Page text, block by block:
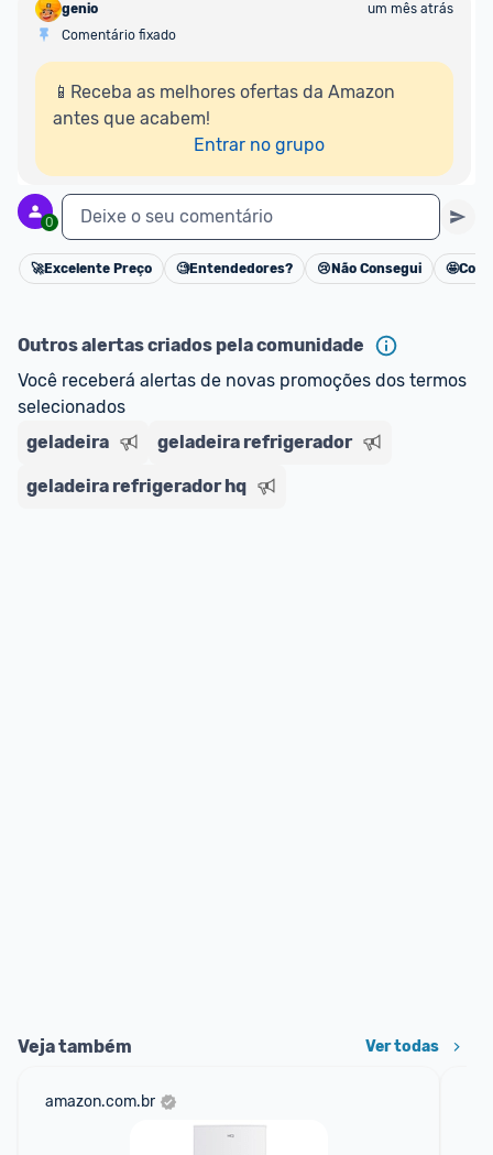
genio
um mês atrás
Comentário fixado
📱Receba as melhores ofertas da Amazon
antes que acabem!
Entrar no grupo
0 Deixe o seu comentário
Cancelar
🚀Excelente Preço 🧐Entendedores? 😢 Não Consegui 🤩
Outros alertas criados pela comunidade
Você receberá alertas de novas promoções dos termos
selecionados
geladeira
geladeira refrigerador
geladeira refrigerador hq
Veja também Ver todas
amazon.com.br